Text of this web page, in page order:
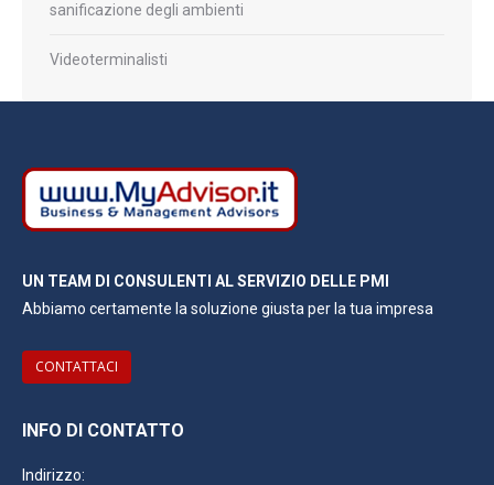
sanificazione degli ambienti
Videoterminalisti
UN TEAM DI CONSULENTI AL SERVIZIO DELLE PMI
Abbiamo certamente la soluzione giusta per la tua impresa
CONTATTACI
INFO DI CONTATTO
Indirizzo: